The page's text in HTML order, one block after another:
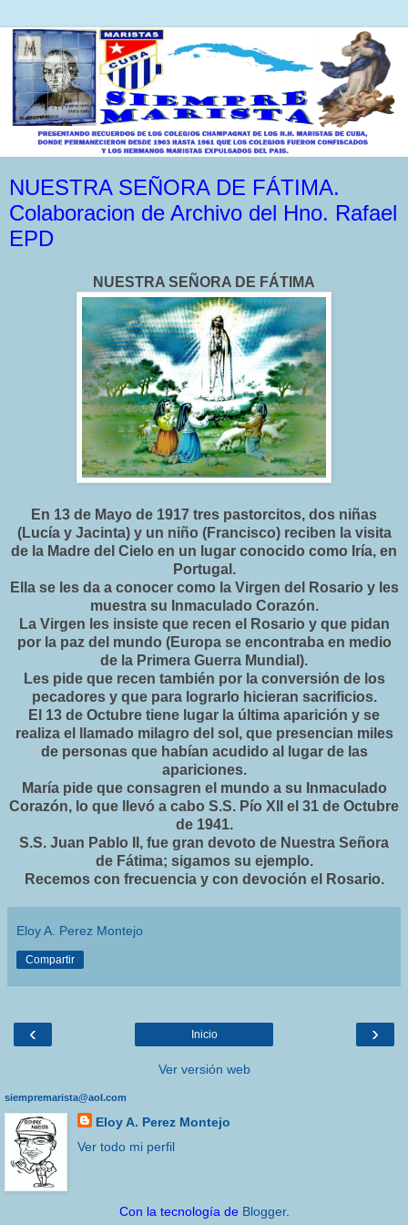
NUESTRA SEÑORA DE FÁTIMA.
Colaboracion de Archivo del Hno. Rafael
EPD
NUESTRA SEÑORA DE FÁTIMA
En 13 de Mayo de 1917 tres pastorcitos, dos niñas
(Lucía y Jacinta) y un niño (Francisco) reciben la visita
de la Madre del Cielo en un lugar conocido como Iría, en
Portugal.
Ella se les da a conocer como la Virgen del Rosario y les
muestra su Inmaculado Corazón.
La Virgen les insiste que recen el Rosario y que pidan
por la paz del mundo (Europa se encontraba en medio
de la Primera Guerra Mundial).
Les pide que recen también por la conversión de los
pecadores y que para lograrlo hicieran sacrificios.
El 13 de Octubre tiene lugar la última aparición y se
realiza el llamado milagro del sol, que presencian miles
de personas que habían acudido al lugar de las
apariciones.
María pide que consagren el mundo a su Inmaculado
Corazón, lo que llevó a cabo S.S. Pío XII el 31 de Octubre
de 1941.
S.S. Juan Pablo II, fue gran devoto de Nuestra Señora
de Fátima; sigamos su ejemplo.
Recemos con frecuencia y con devoción el Rosario.
Eloy A. Perez Montejo
Compartir
‹ ›
Inicio
Ver versión web
siempremarista@aol.com
Eloy A. Perez Montejo
Ver todo mi perfil
Con la tecnología de Blogger.